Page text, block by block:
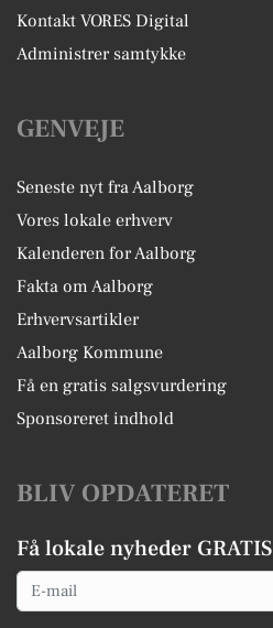
Kontakt VORES Digital
Administrer samtykke
GENVEJE
Seneste nyt fra Aalborg
Vores lokale erhverv
Kalenderen for Aalborg
Fakta om Aalborg
Erhvervsartikler
Aalborg Kommune
Få en gratis salgsvurdering
Sponsoreret indhold
BLIV OPDATERET
Få lokale nyheder GRATIS
Email